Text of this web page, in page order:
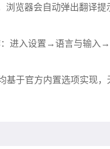
浏览器会自动弹出翻译
进入设置→语言与输入
基于官方内置选项实现